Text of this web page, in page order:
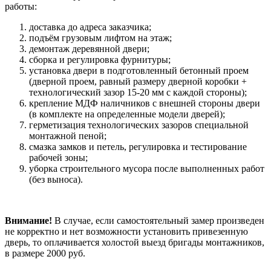
работы:
доставка до адреса заказчика;
подъём грузовым лифтом на этаж;
демонтаж деревянной двери;
сборка и регулировка фурнитуры;
установка двери в подготовленный бетонный проем
(дверной проем, равный размеру дверной коробки +
технологический зазор 15-20 мм с каждой стороны);
крепление МДФ наличников с внешней стороны двери
(в комплекте на определенные модели дверей);
герметизация технологических зазоров специальной
монтажной пеной;
смазка замков и петель, регулировка и тестирование
рабочей зоны;
уборка строительного мусора после выполненных работ
(без выноса).
Внимание! В случае, если самостоятельный замер произведен
не корректно и нет возможности установить привезенную
дверь, то оплачивается холостой выезд бригады монтажников,
в размере 2000 руб.